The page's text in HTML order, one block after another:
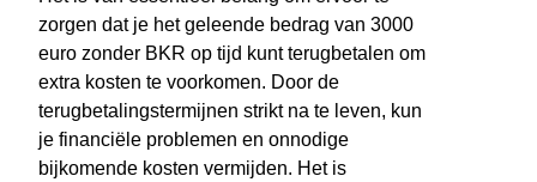
zorgen dat je het geleende bedrag van 3000
euro zonder BKR op tijd kunt terugbetalen om
extra kosten te voorkomen. Door de
terugbetalingstermijnen strikt na te leven, kun
je financiële problemen en onnodige
bijkomende kosten vermijden. Het is